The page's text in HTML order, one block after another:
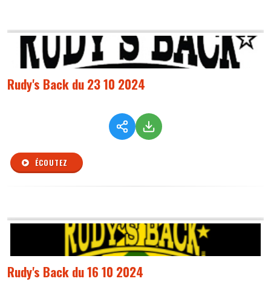
Rudy's Back du 23 10 2024
ÉCOUTEZ
Rudy's Back du 16 10 2024